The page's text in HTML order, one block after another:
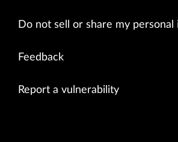
Do not sell or share my
Feedback
Report a vulnerability